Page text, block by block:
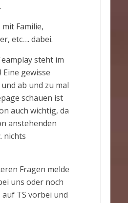
Familie,
etc…. dabei.
steht im
gewisse
ab und zu mal
schauen ist
auch wichtig, da
anstehenden
nichts
Fragen melde
uns oder noch
auf TS vorbei und